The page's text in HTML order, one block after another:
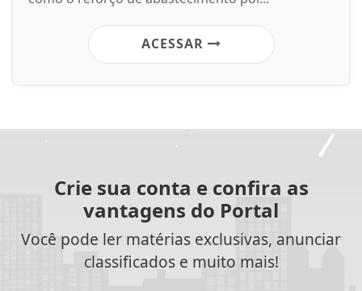
ACESSAR
Crie sua conta e confira as
vantagens do Portal
Você pode ler matérias exclusivas, anunciar
classificados e muito mais!